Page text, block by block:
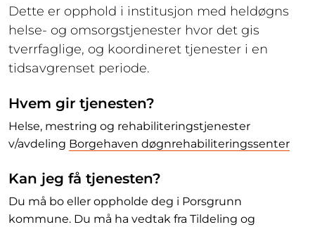
Dette er opphold i institusjon med heldøgns
helse- og omsorgstjenester hvor det gis
tverrfaglige, og koordineret tjenester i en
tidsavgrenset periode.
Hvem gir tjenesten?
Helse, mestring og rehabiliteringstjenester
v/avdeling Borgehaven døgnrehabiliteringssenter
Kan jeg få tjenesten?
Du må bo eller oppholde deg i Porsgrunn
kommune. Du må ha vedtak fra Tildeling og